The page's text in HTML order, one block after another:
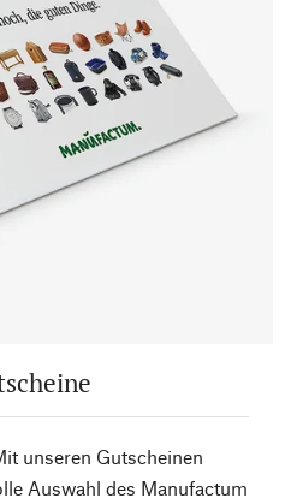
unseren Gutscheinen
Auswahl des Manufactum